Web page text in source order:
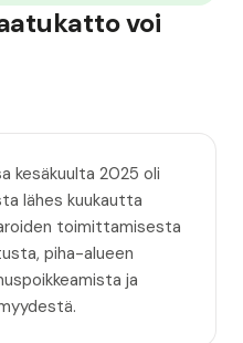
voi
kesäkuulta 2025 oli
lähes kuukautta
toimittamisesta
piha-alueen
ja